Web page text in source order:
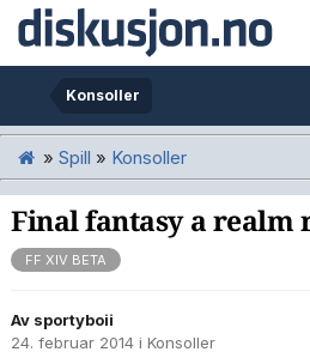
Konsoller
» Spill » Konsoller
Final fantasy a realm
FF XIV BETA
Av sportyboii
24. februar 2014 i Konsoller